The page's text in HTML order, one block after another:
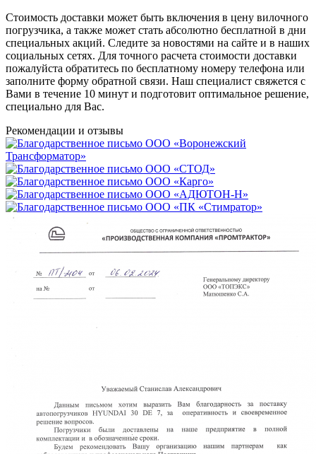
Стоимость доставки может быть включения в цену вилочного
погрузчика, а также может стать абсолютно бесплатной в дни
специальных акций. Следите за новостями на сайте и в наших
социальных сетях. Для точного расчета стоимости доставки
пожалуйста обратитесь по бесплатному номеру телефона или
заполните форму обратной связи. Наш специалист свяжется с
Вами в течение 10 минут и подготовит оптимальное решение,
специально для Вас.
Рекомендации и отзывы